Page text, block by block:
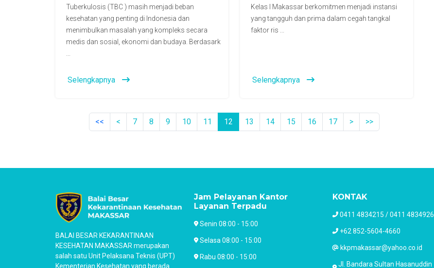
Tuberkulosis (TBC ) masih menjadi beban
kesehatan yang penting di Indonesia dan
menimbulkan masalah yang kompleks secara
medis dan sosial, ekonomi dan budaya. Berdasark
Selengkapnya
Kelas I Makassar berkomitmen menjadi instansi
yang tangguh dan prima dalam cegah tangkal
faktor ris ...
Selengkapnya
<< < 7 8 9 10 11 12 13 14 15 16 17 > >>
BALAI BESAR KEKARANTINAAN
KESEHATAN MAKASSAR merupakan
salah satu Unit Pelaksana Teknis (UPT)
Kementerian Kesehatan yang berada
Jam Pelayanan Kantor
Layanan Terpadu
Senin 08:00 - 15:00
Selasa 08:00 - 15:00
Rabu 08:00 - 15:00
KONTAK
0411 4834215 / 0411 4834926
+62 852-5604-4660
kkpmakassar@yahoo.co.id
Jl. Bandara Sultan Hasanuddin